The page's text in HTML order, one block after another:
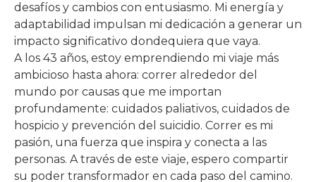
desafíos y cambios con entusiasmo. Mi energía y
adaptabilidad impulsan mi dedicación a generar un
impacto significativo dondequiera que vaya.
A los 43 años, estoy emprendiendo mi viaje más
ambicioso hasta ahora: correr alrededor del
mundo por causas que me importan
profundamente: cuidados paliativos, cuidados de
hospicio y prevención del suicidio. Correr es mi
pasión, una fuerza que inspira y conecta a las
personas. A través de este viaje, espero compartir
su poder transformador en cada paso del camino.